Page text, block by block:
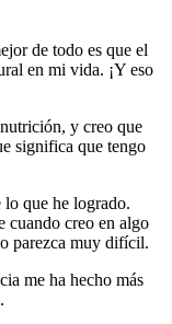
de todo es que el
en mi vida. ¡Y eso
y creo que
significa que tengo
que he logrado.
cuando creo en algo
parezca muy difícil.
me ha hecho más